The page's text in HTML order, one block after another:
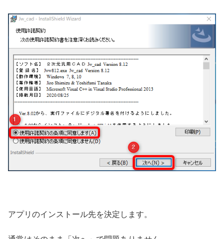
アプリのインストール先を決定します。